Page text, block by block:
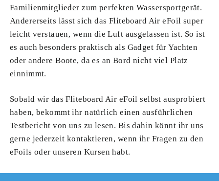
Familienmitglieder zum perfekten Wassersportgerät.
Andererseits lässt sich das Fliteboard Air eFoil super
leicht verstauen, wenn die Luft ausgelassen ist. So ist
es auch besonders praktisch als Gadget für Yachten
oder andere Boote, da es an Bord nicht viel Platz
einnimmt.
Sobald wir das Fliteboard Air eFoil selbst ausprobiert
haben, bekommt ihr natürlich einen ausführlichen
Testbericht von uns zu lesen. Bis dahin könnt ihr uns
gerne jederzeit kontaktieren, wenn ihr Fragen zu den
eFoils oder unseren Kursen habt.